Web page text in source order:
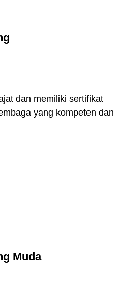
dan memiliki sertifikat
yang kompeten dan
Muda